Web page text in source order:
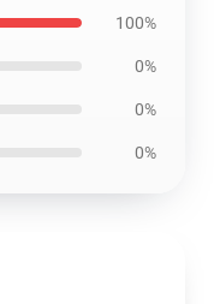
100%
0%
0%
0%